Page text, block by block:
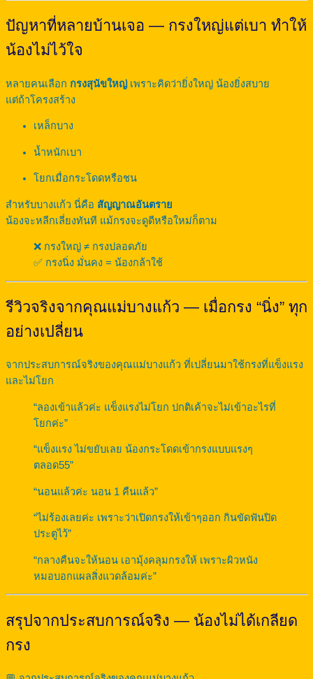
ปัญหาที่หลายบ้านเจอ — กรงใหญ่แต่เบา ทำให้
น้องไม่ไว้ใจ
หลายคนเลือก กรงสุนัขใหญ่เพราะคิดว่ายิ่งใหญ่ น้องยิ่งสบาย
แต่ถ้าโครงสร้าง
เหล็กบาง
น้ำหนักเบา
โยกเมื่อกระโดดหรือชน
สำหรับบางแก้ว นี่คือ สัญญาณอันตราย
น้องจะหลีกเลี่ยงทันที แม้กรงจะดูดีหรือใหม่ก็ตาม
❌ กรงใหญ่ ≠ กรงปลอดภัย
✅ กรงนิ่ง มั่นคง = น้องกล้าใช้
รีวิวจริงจากคุณแม่บางแก้ว — เมื่อกรง “นิ่ง” ทุก
อย่างเปลี่ยน
จากประสบการณ์จริงของคุณแม่บางแก้ว ที่เปลี่ยนมาใช้กรงที่แข็งแรง
และไม่โยก
“ลองเข้าแล้วค่ะ แข็งแรงไม่โยก ปกติเค้าจะไม่เข้าอะไรที่
โยกค่ะ”
“แข็งแรง ไม่ขยับเลย น้องกระโดดเข้ากรงแบบแรงๆ
ตลอด55”
“นอนแล้วค่ะ นอน 1 คืนแล้ว”
“ไม่ร้องเลยค่ะ เพราะว่าเปิดกรงให้เข้าๆออก กินขัดฟันปิด
ประตูไว้”
“กลางคืนจะให้นอน เอามุ้งคลุมกรงให้ เพราะผิวหนัง
หมอบอกแผลสิ่งแวดล้อมค่ะ”
สรุปจากประสบการณ์จริง — น้องไม่ได้เกลียด
กรง